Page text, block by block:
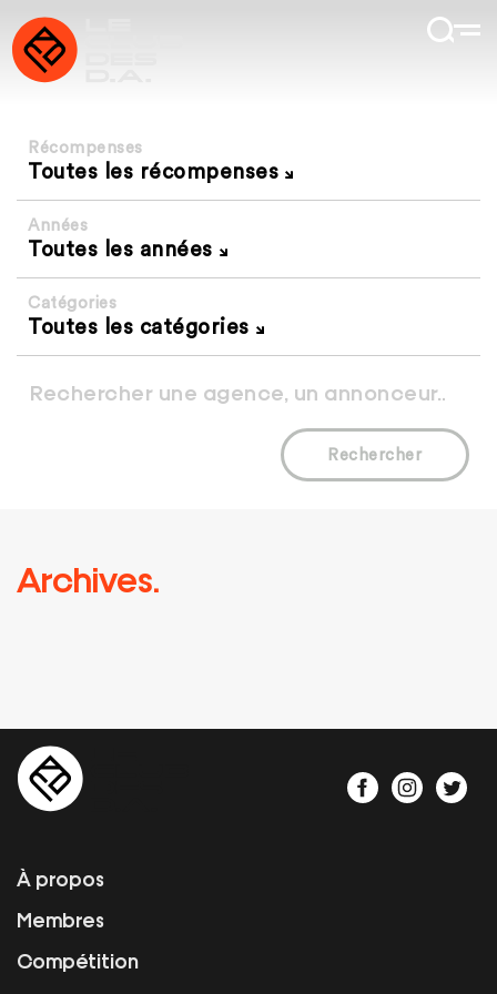
Récompenses
Toutes les récompenses
Années
Toutes les années
Catégories
Toutes les catégories
Rechercher
Archives.
À propos
Membres
Compétition